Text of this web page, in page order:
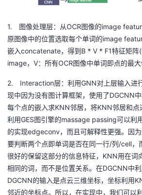
学
堂
的
课
程
我
的
认
证
我
的
实
我
的
持
我
技
术
支
持
的
云
声
建
1. 图像处理层：从 OCR 图像的image
原图像中的位置选取每个单词的image
嵌入concatenate，得到 B * V * F1特征矩阵
image， V：所有OCR 图像中单词即点的最大
2. Interaction层：利用 GNN对上层输入进
现中因为没有图计算框架，使用了DGCNN
每个点的嵌入求KNN邻居，将KNN邻居和点
利用 GES 图引擎的massage passing 可以利
的实现edgeconv，而且可解释性更强。因
要判断两个点即单词是否在同一行/列 /cell，
很好的保留这部分的信息特征， KNN用在词
相同的词，而不是位置关系。在DGCNN中
DGCNN的输入是点云三维坐标，坐标利用
邻近的坐标点。所以，在实现中，我们可以